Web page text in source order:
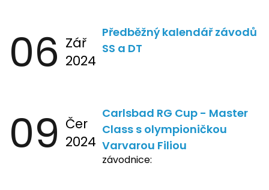
06 Zář
2024
Předběžný kalendář závodů
SS a DT
09 Čer
2024
Carlsbad RG Cup - Master
Class s olympioničkou
Varvarou Filiou
závodnice: